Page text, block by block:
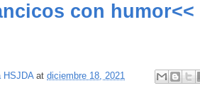
con humor<<
HSJDA at diciembre 18, 2021